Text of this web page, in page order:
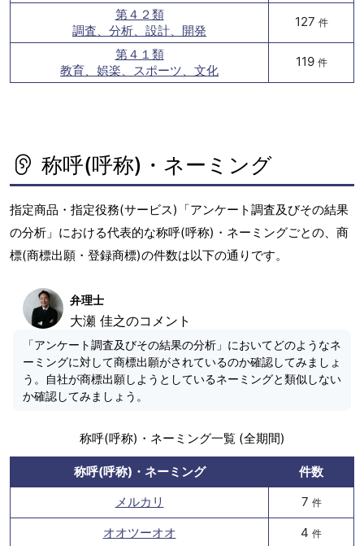
第４２類
調査、分析、設計、開発
127 件
第４１類
教育、娯楽、スポーツ、文化
119 件
称呼(呼称)・ネーミング
指定商品・指定役務(サービス)「アンケート調査及びその結果
の分析」における代表的な称呼(呼称)・ネーミングごとの、商
標(商標出願・登録商標)の件数は以下の通りです。
弁理士
大瀬 佳之のコメント
「アンケート調査及びその結果の分析」においてどのようなネ
ーミングに対して商標出願がされているのか確認してみましょ
う。自社が商標出願しようとしているネーミングと類似しない
か確認してみましょう。
称呼(呼称)・ネーミング一覧 (全期間)
称呼(呼称)・ネーミング
件数
メルカリ
7 件
オオツーオオ 4 件